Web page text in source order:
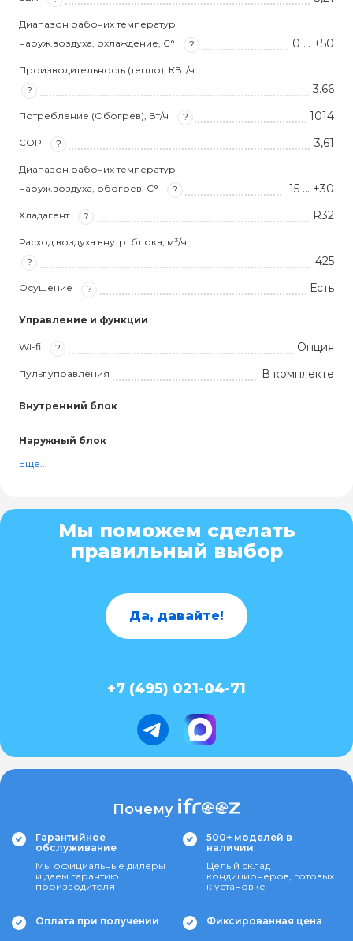
Диапазон рабочих температур
наруж.воздуха, охлаждение, С°
? 0 … +50
Производительность (тепло), КВт/ч
?
3.66
Потребление (Обогрев), Вт/ч ? 1014
COP ? 3,61
Диапазон рабочих температур
наруж.воздуха, обогрев, С°
? -15 … +30
Хладагент ? R32
Расход воздуха внутр. блока, м³/ч
?
425
Осушение ? Есть
Управление и функции
Wi-fi ? Опция
Пульт управления В комплекте
Внутренний блок
Наружный блок
Ещё...
Мы поможем сделать
правильный выбор
Да, давайте!
+7 (495) 021-04-71
Почему
Гарантийное
обслуживание
Мы официальные дилеры
и даем гарантию
производителя
500+ моделей в
наличии
Целый склад
кондиционеров, готовых
к установке
Оплата при получении Фиксированная цена